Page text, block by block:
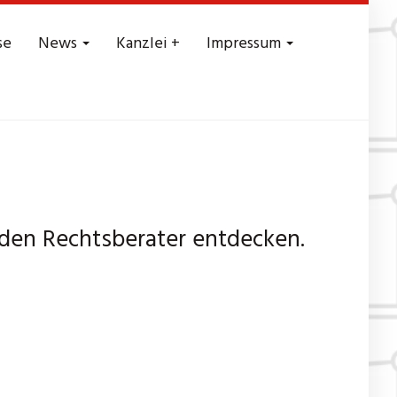
News Kanzlei + Impressum
Rechtsberater entdecken.